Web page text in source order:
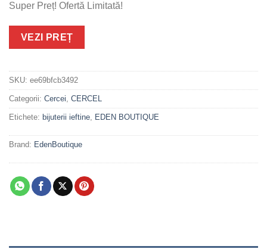
Super Preț! Ofertă Limitată!
VEZI PREȚ
SKU: ee69bfcb3492
Categorii: Cercei CERCEL
Etichete: bijuterii ieftine EDEN BOUTIQUE
Brand: EdenBoutique